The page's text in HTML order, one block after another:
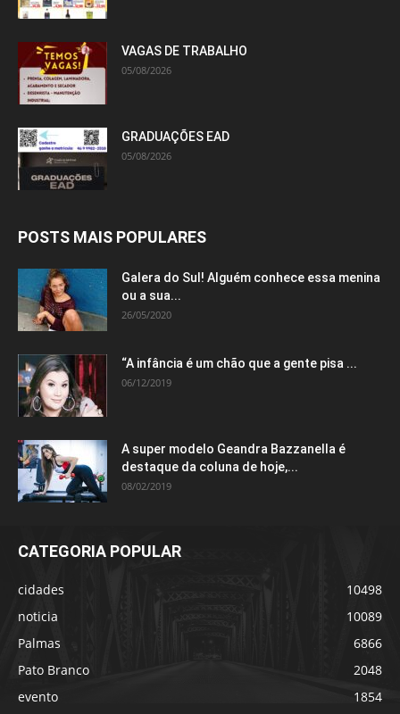
VAGAS DE TRABALHO
05/08/2026
GRADUAÇÕES EAD
05/08/2026
POSTS MAIS POPULARES
Galera do Sul! Alguém conhece essa menina
ou a sua...
26/05/2020
“A infância é um chão que a gente pisa ...
06/12/2019
A super modelo Geandra Bazzanella é
destaque da coluna de hoje,...
08/02/2019
CATEGORIA POPULAR
cidades
10498
noticia
10089
Palmas
6866
Pato Branco
2048
evento
1854